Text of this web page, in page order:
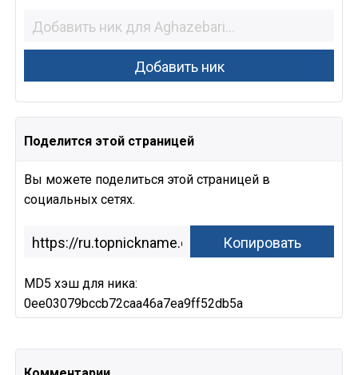
Поделится этой страницей
Вы можете поделиться этой страницей в
социальных сетях.
MD5 хэш для ника:
0ee03079bccb72caa46a7ea9ff52db5a